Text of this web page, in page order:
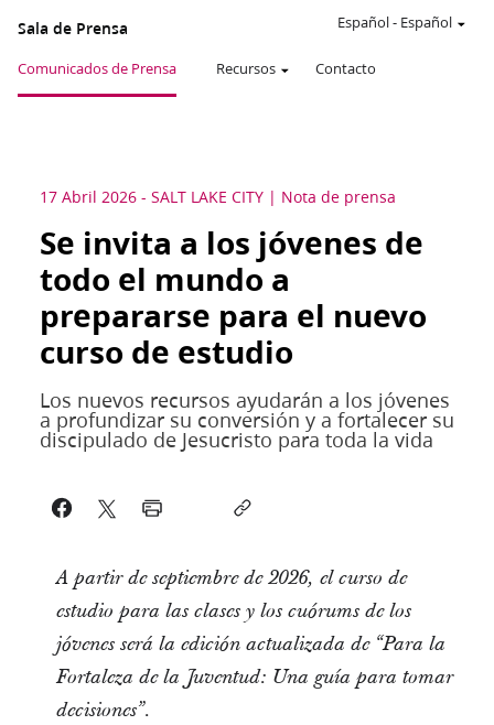
Sala de Prensa
Comunicados de Prensa Recursos Contacto
Español- Español
17 Abril 2026 - SALT LAKE CITY Nota de prensa
Se invita a los jóvenes de
todo el mundo a
prepararse para el nuevo
curso de estudio
Los nuevos recursos ayudarán a los jóvenes
a profundizar su conversión y a fortalecer su
discipulado de Jesucristo para toda la vida
A partir de septiembre de 2026, el curso de
estudio para las clases y los cuórums de los
jóvenes será la edición actualizada de “Para la
Fortaleza de la Juventud: Una guía para tomar
decisiones”.